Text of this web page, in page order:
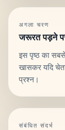
अगला चरण
जरूरत पड़ने
इस पृष्ठ का
खासकर यदि
प्रश्न।
संबंधित संदर्भ